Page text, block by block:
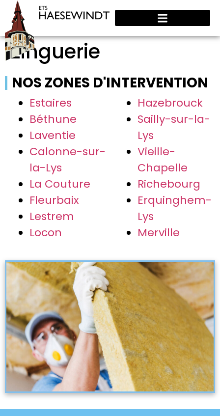
Zinguerie
NOS ZONES D'INTERVENTION
Estaires
Béthune
Laventie
Calonne-sur-
la-Lys
La Couture
Fleurbaix
Lestrem
Locon
Hazebrouck
Sailly-sur-la-
Lys
Vieille-
Chapelle
Richebourg
Erquinghem-
Lys
Merville